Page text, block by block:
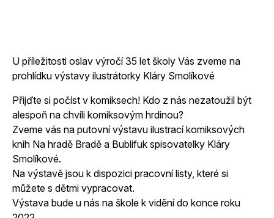
U příležitosti oslav výročí 35 let školy Vás zveme na
prohlídku výstavy ilustrátorky Kláry Smolíkové
Přijďte si počíst v komiksech! Kdo z nás nezatoužil být
alespoň na chvíli komiksovým hrdinou?
Zveme vás na putovní výstavu ilustrací komiksových
knih Na hradě Bradě a Bublifuk spisovatelky Kláry
Smolíkové.
Na výstavě jsou k dispozici pracovní listy, které si
můžete s dětmi vypracovat.
Výstava bude u nás na škole k vidění do konce roku